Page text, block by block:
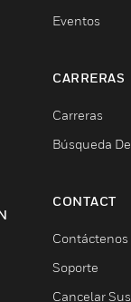
Eventos
CARRERAS
Carreras
Búsqueda
CONTACT
Contáctenos
Soporte
Cancelar